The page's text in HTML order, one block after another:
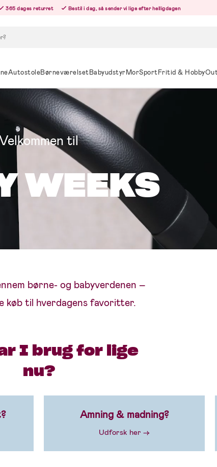
365 dages returret Bestil i dag, så sender vi lige efter helligdagen
AutostoleBørneværelsetBabyudstyrMorSportFritid & Hobby
til
WEEKS
børne- og babyverdenen –
køb til hverdagens favoritter.
I brug for lige
nu?
Amning & madning?
Udforsk her →